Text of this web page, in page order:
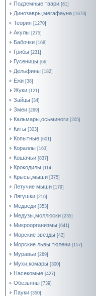
Подземные твари [61]
Динозавры,мегафауна [1673]
Теория [1270]
Акулы [275]
Бабочки [168]
Грибы [231]
Гусеницы [66]
Дельфины [182]
Ежи [38]
Жуки [121]
Зайцы [34]
Змеи [269]
Кальмары,осьминоги [205]
Киты [303]
Копытные [601]
Кораллы [163]
Кошачьи [837]
Крокодилы [114]
Крысы,мыши [375]
Летучие мыши [179]
Лягушки [216]
Медведи [353]
Медузы,моллюски [235]
Микроорганизмы [641]
Морские звезды [42]
Морские львы,тюлени [157]
Муравьи [269]
Мухи,комары [300]
Насекомые [427]
Обезьяны [739]
Пауки [350]